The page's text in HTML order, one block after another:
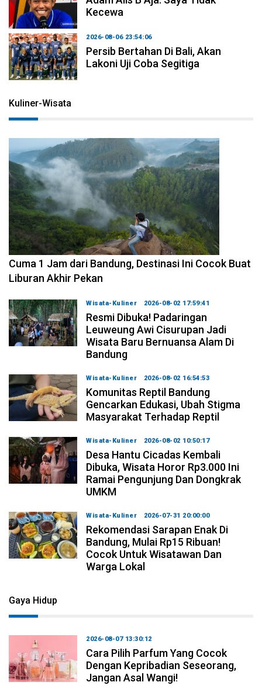
Kecewa
2026-08-06 23:54:06
Persib Bertahan Di Bali, Akan
Lakoni Uji Coba Segitiga
Kuliner-Wisata
2026-08-07 15:00:00
Cuma 1 Jam dari Bandung, Destinasi Ini Cocok Buat
Liburan Akhir Pekan
Wisata-Kuliner 2026-08-02 17:59:41
Resmi Dibuka! Padaringan
Leuweung Awi Cisurupan Jadi
Wisata Baru Bernuansa Alam Di
Bandung
Wisata-Kuliner 2026-08-02 16:54:53
Komunitas Reptil Bandung
Gencarkan Edukasi, Ubah Stigma
Masyarakat Terhadap Reptil
Wisata-Kuliner 2026-08-02 10:50:17
Desa Hantu Cicadas Kembali
Dibuka, Wisata Horor Rp3.000 Ini
Ramai Pengunjung Dan Dongkrak
UMKM
Wisata-Kuliner 2026-07-31 20:00:00
Rekomendasi Sarapan Enak Di
Bandung, Mulai Rp15 Ribuan!
Cocok Untuk Wisatawan Dan
Warga Lokal
Gaya Hidup
2026-08-07 13:30:12
Cara Pilih Parfum Yang Cocok
Dengan Kepribadian Seseorang,
Jangan Asal Wangi!